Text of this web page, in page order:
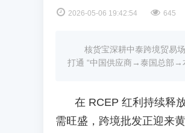
2026-05-06 19:42:54 645
核货宝深耕中泰跨境贸易
打通 “中国供应商→泰国总部→
在 RCEP 红利持续释
需旺盛，跨境批发正迎来